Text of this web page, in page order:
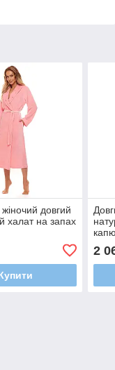
довгий
халат на запах
2